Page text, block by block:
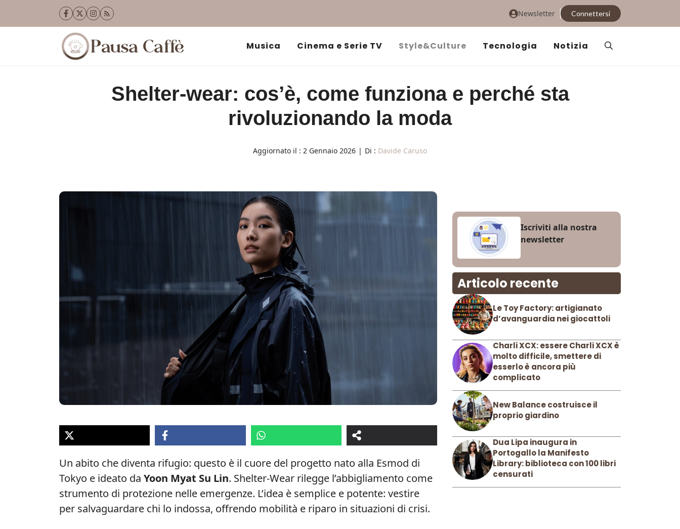
Newsletter Connettersi
Musica Cinema e Serie TV Style&Culture Tecnologia Notizia
Shelter-wear: cos’è, come funziona e perché sta
rivoluzionando la moda
Aggiornato il : 2 Gennaio 2026 | Di : Davide Caruso
Un abito che diventa rifugio: questo è il cuore del progetto nato alla Esmod di
Tokyo e ideato da Yoon Myat Su Lin. Shelter-Wear rilegge l’abbigliamento come
strumento di protezione nelle emergenze. L’idea è semplice e potente: vestire
per salvaguardare chi lo indossa, offrendo mobilità e riparo in situazioni di crisi.
Iscriviti alla nostra
newsletter
Articolo recente
Le Toy Factory: artigianato
d’avanguardia nei giocattoli
Charli XCX: essere Charli XCX è
molto difficile, smettere di
esserlo è ancora più
complicato
New Balance costruisce il
proprio giardino
Dua Lipa inaugura in
Portogallo la Manifesto
Library: biblioteca con 100 libri
censurati